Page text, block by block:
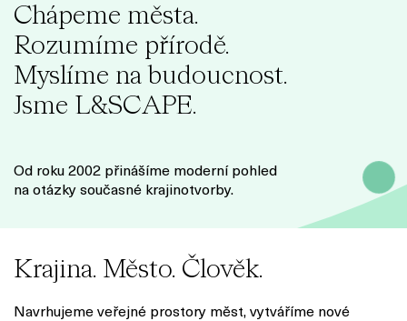
Chápeme města.
Rozumíme přírodě.
Myslíme na budoucnost.
Jsme L&SCAPE.
Od roku 2002 přinášíme moderní pohled
na otázky současné krajinotvorby.
Krajina. Město. Člověk.
Navrhujeme veřejné prostory měst, vytváříme nové